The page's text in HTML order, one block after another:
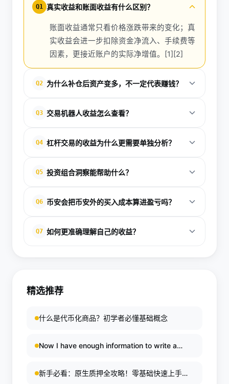
Q1 真实收益和账面收益有什么区别？
账面收益通常只看价格涨跌带来的变化；真
实收益会进一步扣除资金净流入、手续费等
因素，更接近账户的实际净增值。[1][2]
Q2 为什么补仓后资产变多，不一定代表赚钱？
入纳入考虑，避免把新增资金误算成盈利。[1][7]
Q3 交易机器人收益怎么查看？
盈亏分析，便于区分不同策略的真实贡献。[4]
Q4 杠杆交易的收益为什么更需要单独分析？
等因素影响，因此需要单独查看盈亏分析。[5]
Q5 投资组合洞察能帮助什么？
表现，适合用来分析收益来源和长期趋势。[2]
Q6 币安会把币安外的买入成本算进盈亏吗？
价作为成本参考，不会把币安外的实际购买成本纳入
Q7 如何更准确理解自己的收益？
精选推荐
什么是代币化商品？初学者必懂基础概念
Now I have enough information to write a
Ethereum application layer (以太坊应用层). Let
me compose the article.
新手必看：原生质押全攻略！零基础快速上手